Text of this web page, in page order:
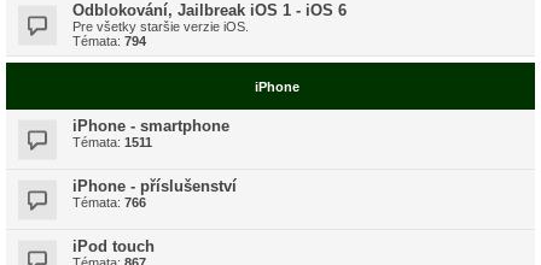
Odblokování, Jailbreak iOS 1 - iOS 6
Pre všetky staršie verzie iOS.
Témata: 794
iPhone
iPhone - smartphone
Témata: 1511
iPhone - příslušenství
Témata: 766
iPod touch